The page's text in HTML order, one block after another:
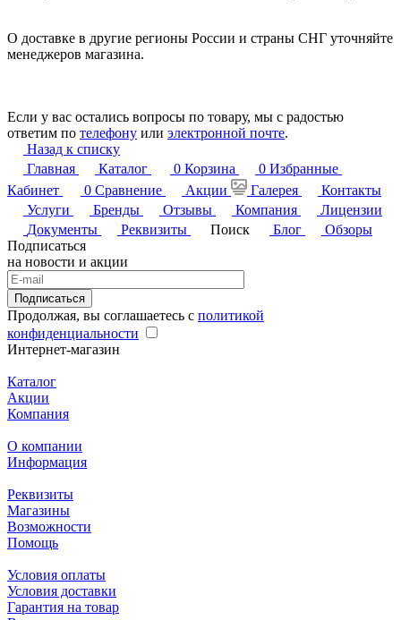
О доставке в другие регионы России и страны СНГ уточняйте
менеджеров магазина.
Если у вас остались вопросы по товару, мы с радостью
ответим по телефону или электронной почте.
Назад к списку
Главная
Каталог 0 Корзина 0 Избранные
Кабинет
0 Сравнение Акции Галерея
Контакты
Услуги
Бренды Отзывы Компания
Лицензии
Документы
Реквизиты Поиск Блог
Обзоры
Подписаться
на новости и акции
Подписаться
Продолжая, вы соглашаетесь с политикой
конфиденциальности
Интернет-магазин
Каталог
Акции
Компания
О компании
Информация
Реквизиты
Магазины
Возможности
Помощь
Условия оплаты
Условия доставки
Гарантия на товар